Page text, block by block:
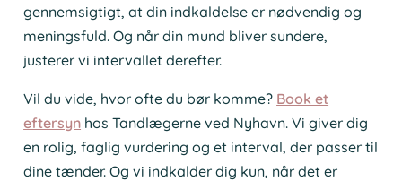
gennemsigtigt, at din indkaldelse er nødvendig og
meningsfuld. Og når din mund bliver sundere,
justerer vi intervallet derefter.
Vil du vide, hvor ofte du bør komme? Book et
eftersyn hos Tandlægerne ved Nyhavn. Vi giver dig
en rolig, faglig vurdering og et interval, der passer til
dine tænder. Og vi indkalder dig kun, når det er